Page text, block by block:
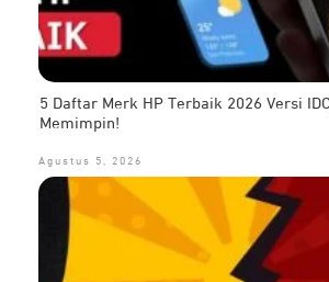
5 Daftar Merk HP Terbaik 2026 Versi
Memimpin!
Agustus 5, 2026